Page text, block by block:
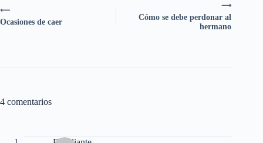
⟶
Cómo se debe perdonar al
hermano
⟵
Ocasiones de caer
4 comentarios